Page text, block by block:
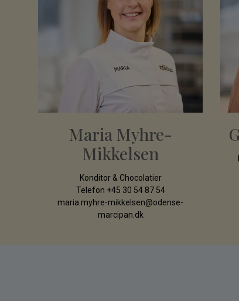
Maria Myhre-
Mikkelsen
Konditor & Chocolatier
Telefon +45 30 54 87 54
maria.myhre-mikkelsen@odense-
marcipan.dk